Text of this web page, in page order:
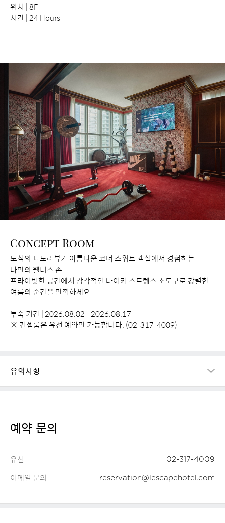
위치 | 8F
시간 | 24 Hours
Concept Room
도심의 파노라뷰가 아름다운 코너 스위트 객실에서 경험하는
나만의 웰니스 존
프라이빗한 공간에서 감각적인 나이키 스트렝스 소도구로 강렬한
여름의 순간을 만끽하세요
투숙 기간 | 2026.08.02 - 2026.08.17
※ 컨셉룸은 유선 예약만 가능합니다. (02-317-4009)
유의사항
예약 문의
유선 02-317-4009
이메일 문의 reservation@lescapehotel.com